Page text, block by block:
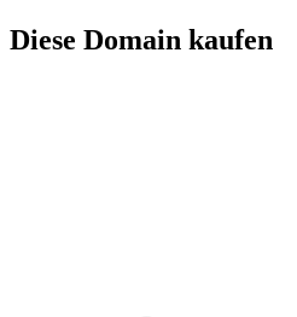
Diese Domain kaufen